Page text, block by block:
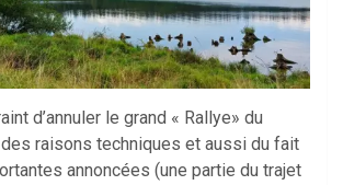
d’annuler le grand « Rallye» du
raisons techniques et aussi du fait
annoncées (une partie du trajet